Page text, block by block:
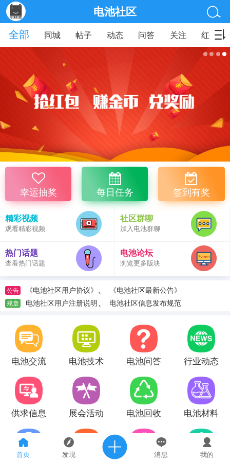
首页 发现 消息 我的
电池社区
全部
同城 帖子 动态 问答 关注 红包
幸运抽奖 每日任务 签到有奖
精彩视频
观看精彩视频
社区群聊
加入电池群聊
热门话题
查看热门话题
电池论坛
浏览更多版块
公告 《电池社区用户协议》 、 《电池社区最新公告》
规章 电池社区用户注册说明、 电池社区信息发布规范
电池交流 电池技术 电池问答 行业动态
供求信息 展会活动 电池回收 电池材料